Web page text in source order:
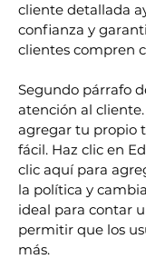
cliente detallada
confianza y
clientes compren
Segundo párrafo
atención al
agregar tu propio
fácil. Haz clic en
clic aquí para
la política y
ideal para contar
permitir que los
más.